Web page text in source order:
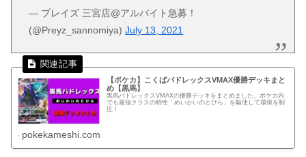
— プレイズ 三宮店@アルバイト急募！
(@Preyz_sannomiya)July 13, 2021
【ポケカ】こくばバドレックスVMAX優勝デッキまと
め【黒馬】
黒馬バドレックスVMAXの優勝デッキをまとめました。ポケカ内
でも最強クラスの特性「めいかいのとびら」を駆使して環境を制
圧！
pokekameshi.com